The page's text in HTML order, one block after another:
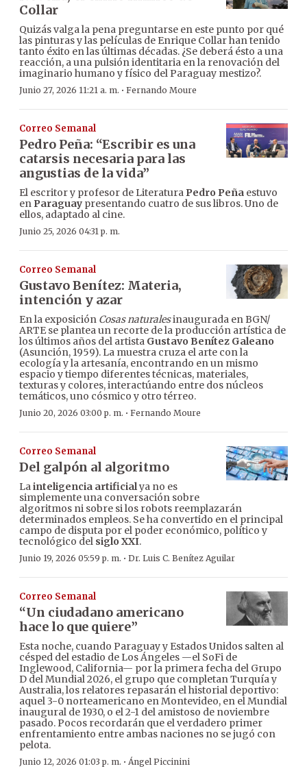
Collar
Quizás valga la pena preguntarse en este punto por qué
las pinturas y las películas de Enrique Collar han tenido
tanto éxito en las últimas décadas. ¿Se deberá ésto a una
reacción, a una pulsión identitaria en la renovación del
imaginario humano y físico del Paraguay mestizo?.
Junio 27, 2026 11:21 a. m. · Fernando Moure
Correo Semanal
Pedro Peña: “Escribir es una
catarsis necesaria para las
angustias de la vida”
El escritor y profesor de Literatura Pedro Peña estuvo
en Paraguay presentando cuatro de sus libros. Uno de
ellos, adaptado al cine.
Junio 25, 2026 04:31 p. m.
Correo Semanal
Gustavo Benítez: Materia,
intención y azar
En la exposición Cosas naturalesinaugurada en BGN/
ARTE se plantea un recorte de la producción artística de
los últimos años del artista Gustavo Benítez Galeano
(Asunción, 1959). La muestra cruza el arte con la
ecología y la artesanía, encontrando en un mismo
espacio y tiempo diferentes técnicas, materiales,
texturas y colores, interactúando entre dos núcleos
temáticos, uno cósmico y otro térreo.
Junio 20, 2026 03:00 p. m. · Fernando Moure
Correo Semanal
Del galpón al algoritmo
Lainteligencia artificialya no es
simplemente una conversación sobre
algoritmos ni sobre si los robots reemplazarán
determinados empleos. Se ha convertido en el principal
campo de disputa por el poder económico, político y
tecnológico del siglo XXI.
Junio 19, 2026 05:59 p. m. · Dr. Luis C. Benítez Aguilar
Correo Semanal
“Un ciudadano americano
hace lo que quiere”
Esta noche, cuando Paraguay y Estados Unidos salten al
césped del estadio de Los Ángeles —el SoFi de
Inglewood, California— por la primera fecha del Grupo
D del Mundial 2026, el grupo que completan Turquía y
Australia, los relatores repasarán el historial deportivo:
aquel 3-0 norteamericano en Montevideo, en el Mundial
inaugural de 1930, o el 2-1 del amistoso de noviembre
pasado. Pocos recordarán que el verdadero primer
enfrentamiento entre ambas naciones no se jugó con
pelota.
Junio 12, 2026 01:03 p. m. · Ángel Piccinini